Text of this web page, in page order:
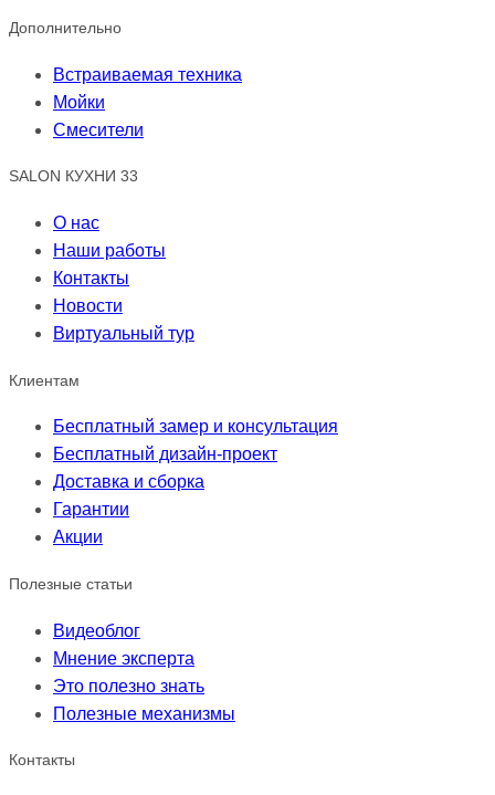
Дополнительно
Встраиваемая техника
Мойки
Смесители
SALON КУХНИ 33
О нас
Наши работы
Контакты
Новости
Виртуальный тур
Клиентам
Бесплатный замер и консультация
Бесплатный дизайн-проект
Доставка и сборка
Гарантии
Акции
Полезные статьи
Видеоблог
Мнение эксперта
Это полезно знать
Полезные механизмы
Контакты